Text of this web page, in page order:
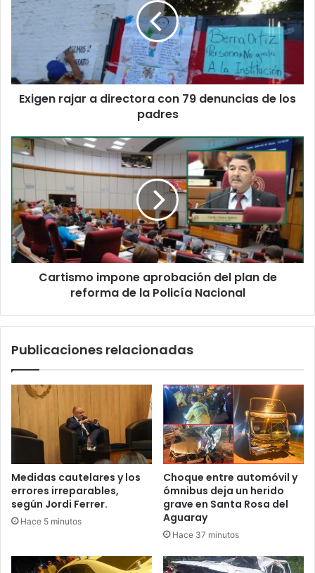
Exigen rajar a directora con 79 denuncias de los
padres
Cartismo impone aprobación del plan de
reforma de la Policía Nacional
Publicaciones relacionadas
Medidas cautelares y los
errores irreparables,
según Jordi Ferrer.
Hace 5 minutos
Choque entre automóvil y
ómnibus deja un herido
grave en Santa Rosa del
Aguaray
Hace 37 minutos